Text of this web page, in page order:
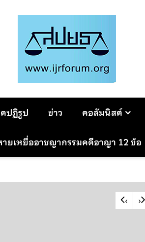
ปฏิรูป ข่าว คอลัมนิสต์
ยเหยื่ออาชญากรรมคดีอาญา 12 ข้อ
‹ ›